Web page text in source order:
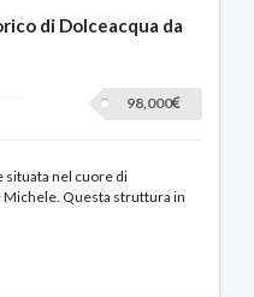
di Dolceacqua da
98,000
situata nel cuore di
Michele. Questa struttura in